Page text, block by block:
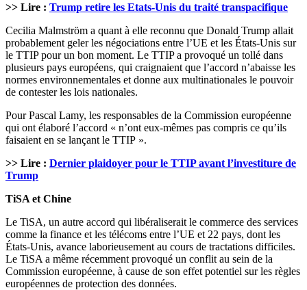
>> Lire : Trump retire les Etats-Unis du traité transpacifique
Cecilia Malmström a quant à elle reconnu que Donald Trump allait
probablement geler les négociations entre l’UE et les États-Unis sur
le TTIP pour un bon moment. Le TTIP a provoqué un tollé dans
plusieurs pays européens, qui craignaient que l’accord n’abaisse les
normes environnementales et donne aux multinationales le pouvoir
de contester les lois nationales.
Pour Pascal Lamy, les responsables de la Commission européenne
qui ont élaboré l’accord « n’ont eux-mêmes pas compris ce qu’ils
faisaient en se lançant le TTIP ».
>> Lire : Dernier plaidoyer pour le TTIP avant l’investiture de
Trump
TiSA et Chine
Le TiSA, un autre accord qui libéraliserait le commerce des services
comme la finance et les télécoms entre l’UE et 22 pays, dont les
États-Unis, avance laborieusement au cours de tractations difficiles.
Le TiSA a même récemment provoqué un conflit au sein de la
Commission européenne, à cause de son effet potentiel sur les règles
européennes de protection des données.